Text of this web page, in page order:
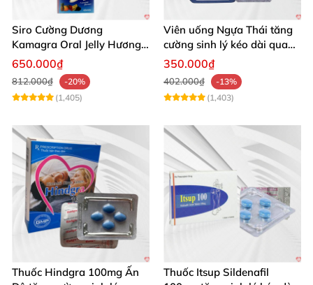
Siro Cường Dương
Kamagra Oral Jelly Hương
Trái Cây Một Hộp 7 Gói
650.000₫
812.000₫
-20%
(1,405)
Viên uống Ngựa Thái tăng
cường sinh lý kéo dài quan
hệ
350.000₫
402.000₫
-13%
(1,403)
Thuốc Hindgra 100mg Ấn
Thuốc Itsup Sildenafil